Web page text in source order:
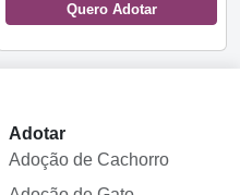
Quero Adotar
Adotar
Adoção de Cachorro